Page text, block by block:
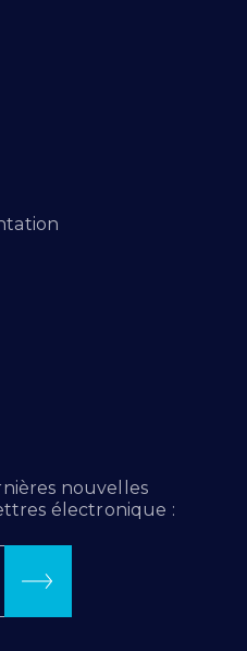
nouvelles
électronique :